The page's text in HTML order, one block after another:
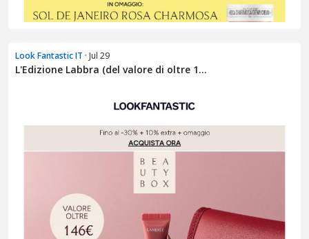
Look Fantastic IT · Jul 29
L'Edizione Labbra (del valore di oltre 1...